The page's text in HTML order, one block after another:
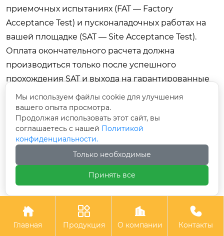
приемочных испытаниях (FAT — Factory
Acceptance Test) и пусконаладочных работах на
вашей площадке (SAT — Site Acceptance Test).
Оплата окончательного расчета должна
производиться только после успешного
прохождения SAT и выхода на гарантированные
параметры производительности и качества.
Практический пример: опыт
компании «Айкес Технолоджи»
Выбор надежного партнера, способного
предложить не просто «железо», а комплексное
технологическое решение, является
такого подхода служит Шэньянская научно-
техническая компания «Айкес Технолоджи» (Aikes
Technology). Расположенная в промышленном

Главная

Продукция

О компании

Контакты
Мы используем файлы cookie для улучшения
вашего опыта просмотра.
Продолжая использовать этот сайт, вы
соглашаетесь с нашей Политикой
конфиденциальности.
Только необходимые
Принять все